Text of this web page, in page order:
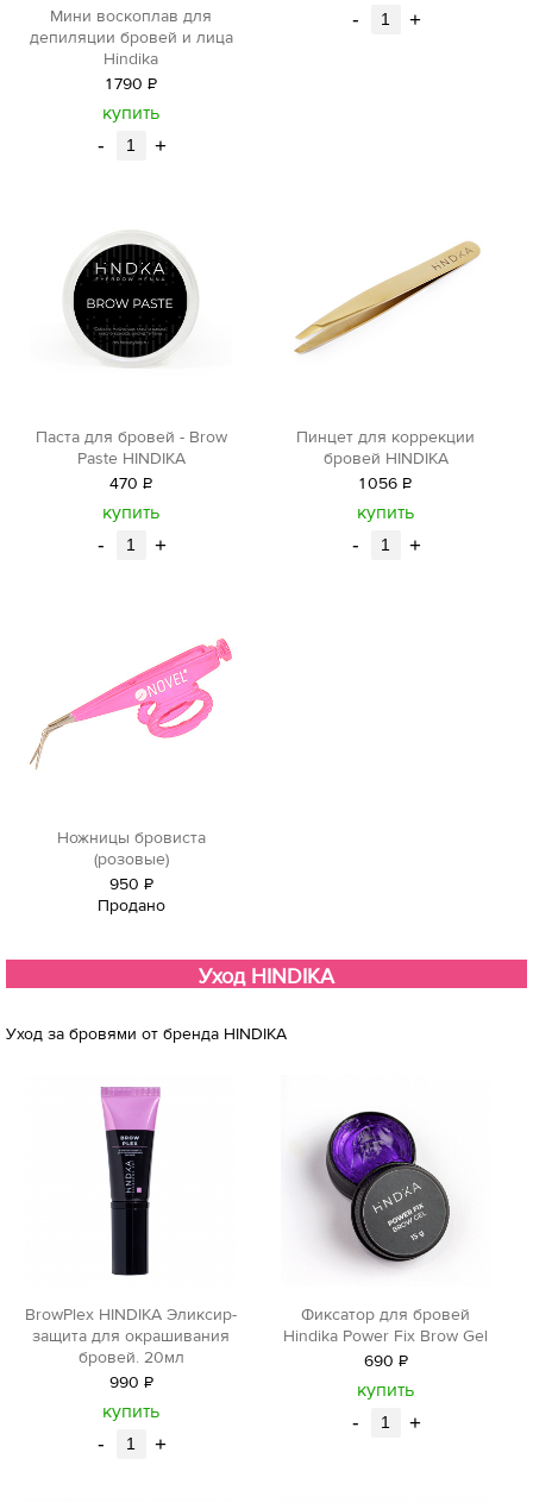
Мини воскоплав для
депиляции бровей и лица
Hindika
1790 Р
уб.
купить
- +
- +
Паста для бровей - Brow
Paste HINDIKA
470 Р
уб.
купить
- +
Пинцет для коррекции
бровей HINDIKA
1056 Р
уб.
купить
- +
Ножницы бровиста
(розовые)
950 Р
уб.
Продано
Уход HINDIKA
Уход за бровями от бренда HINDIKA
BrowPlex HINDIKA Эликсир-
защита для окрашивания
бровей. 20мл
990 Р
уб.
купить
- +
Фиксатор для бровей
Hindika Power Fix Brow Gel
690 Р
уб.
купить
- +